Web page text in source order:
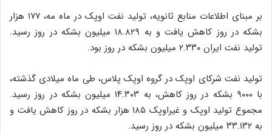
بر مبنای اطلاعات منابع ثانویه، تولید نفت اوپک در ماه مه، ۱۷۷ هزار
بشکه در روز کاهش یافت و به ۱۸.۸۲۹ میلیون بشکه در روز رسید.
تولید نفت ایران ۲.۳۳۰ میلیون بشکه در روز بود.
تولید نفت شرکای اوپک در گروه اوپک پلاس، طی ماه میلادی گذشته،
با ۹۰۰۰ بشکه در روز کاهش، به ۱۴.۳۰۳ میلیون بشکه در روز رسید.
مجموع تولید اوپک و غیراوپک ۱۸۵ هزار بشکه در روز کاهش یافت و
به ۳۳.۱۳۲ میلیون بشکه در روز رسید.